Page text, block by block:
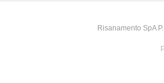
Risanamento SpA